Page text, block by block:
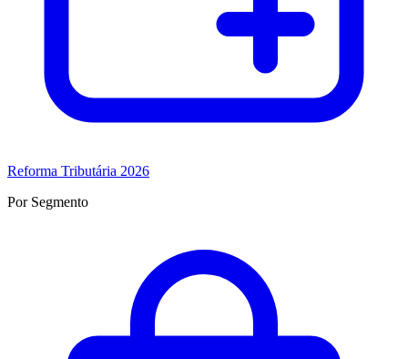
Reforma Tributária 2026
Por Segmento